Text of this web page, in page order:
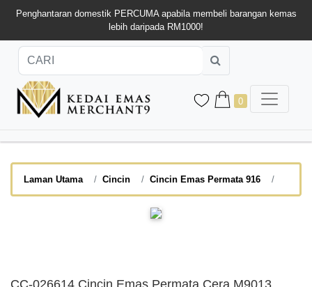
Penghantaran domestik PERCUMA apabila membeli barangan kemas
lebih daripada RM1000!
0
Laman Utama Cincin Cincin Emas Permata 916
CC-026614 Cincin Emas Permata Cera M9013